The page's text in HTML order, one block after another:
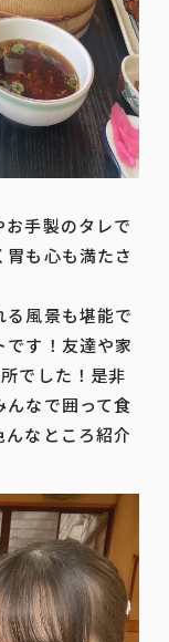
手製のタレで
も心も満たさ
風景も堪能で
です！友達や家
でした！是非
なで囲って食
なところ紹介